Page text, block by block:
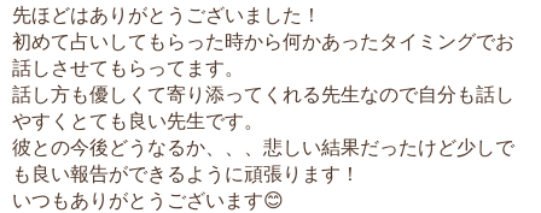
先ほどはありがとうございました！
初めて占いしてもらった時から何かあったタイミングでお
話しさせてもらってます。
話し方も優しくて寄り添ってくれる先生なので自分も話し
やすくとても良い先生です。
彼との今後どうなるか、、、悲しい結果だったけど少しで
も良い報告ができるように頑張ります！
いつもありがとうございます😊